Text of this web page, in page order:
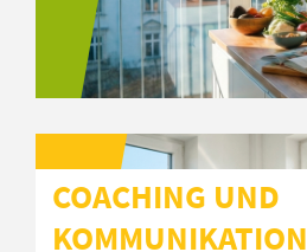
COACHING UND
KOMMUNIKATION